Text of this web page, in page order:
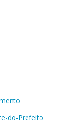
do-Prefeito